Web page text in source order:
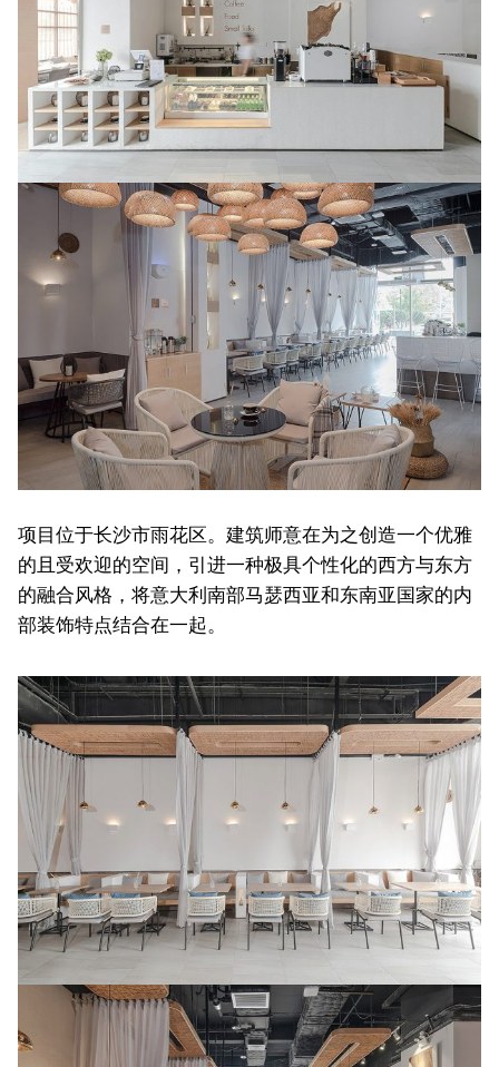
项目位于长沙市雨花区。建筑师意在为之创造一个优雅
的且受欢迎的空间，引进一种极具个性化的西方与东方
的融合风格，将意大利南部马瑟西亚和东南亚国家的内
部装饰特点结合在一起。